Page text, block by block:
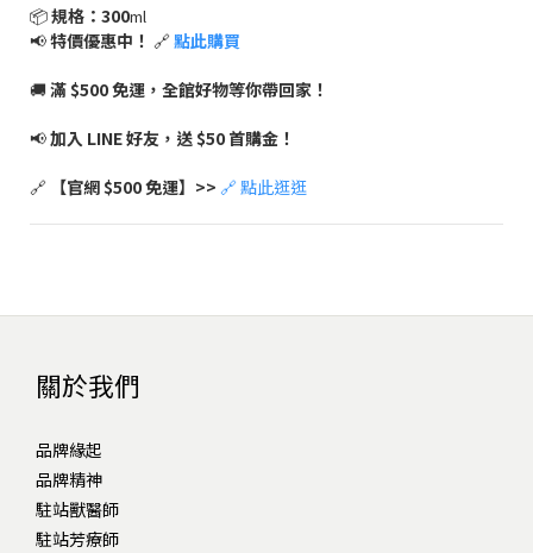
📦規格：300ml
📢特價優惠中！ 🔗點此購買
🚚滿 $500 免運，全館好物等你帶回家！
📢加入 LINE 好友，送 $50 首購金！
🔗 【官網 $500 免運】>> 🔗 點此逛逛
關於我們
品牌緣起
品牌精神
駐站獸醫師
駐站芳療師